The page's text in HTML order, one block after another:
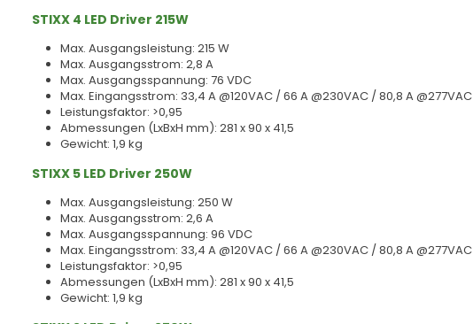
STIXX 4 LED Driver 215W
Max. Ausgangsleistung: 215 W
Max. Ausgangsstrom: 2,8 A
Max. Ausgangsspannung: 76 VDC
Max. Eingangsstrom: 33,4 A @120VAC / 66 A @230VAC / 80,8 A @277VAC
Leistungsfaktor: >0,95
Abmessungen (LxBxH mm): 281 x 90 x 41,5
Gewicht: 1,9 kg
STIXX 5 LED Driver 250W
Max. Ausgangsleistung: 250 W
Max. Ausgangsstrom: 2,6 A
Max. Ausgangsspannung: 96 VDC
Max. Eingangsstrom: 33,4 A @120VAC / 66 A @230VAC / 80,8 A @277VAC
Leistungsfaktor: >0,95
Abmessungen (LxBxH mm): 281 x 90 x 41,5
Gewicht: 1,9 kg